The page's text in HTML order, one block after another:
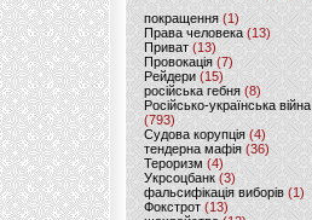
покращення (1)
Права человека(13)
Приват (13)
Провокація (7)
Рейдери (15)
російська гебня (8)
Російсько-українська війна
(793)
Судова корупція (4)
тендерна мафія (36)
Тероризм (4)
Укрсоцбанк (3)
фальсифікація виборів (1)
Фокстрот(13)